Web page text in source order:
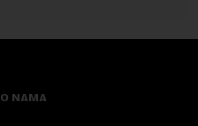
O NAMA